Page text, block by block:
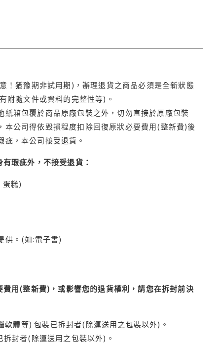
！猶豫期非試用期)，辦理退貨之商品必須是全新狀態
附隨文件或資料的完整性等)。
箱包覆於商品原廠包裝之外，切勿直接於原廠包裝
公司得依毀損程度扣除回復原狀必要費用(整新費)後
，本公司接受退貨。
瑕疵外，不接受退貨：
蛋糕)
供。(如:電子書)
用(整新費)，或影響您的退貨權利，請您在拆封前決
體等) 包裝已拆封者(除運送用之包裝以外)。
封者(除運送用之包裝以外)。